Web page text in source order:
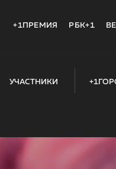
+1ПРЕМИЯ РБК+1
УЧАСТНИКИ